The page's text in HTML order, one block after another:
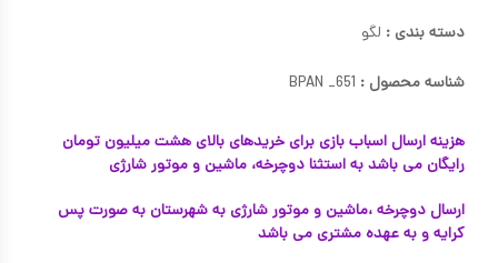
دسته بندی : لگو
شناسه محصول :
هزینه ارسال اسباب بازی برای خریدهای بالای هشت میلیون تومان
رایگان می باشد به استثنا دوچرخه، ماشین و موتور شارژی
ارسال دوچرخه ،ماشین و موتور شارژی به شهرستان به صورت پس
کرایه و به عهده مشتری می باشد